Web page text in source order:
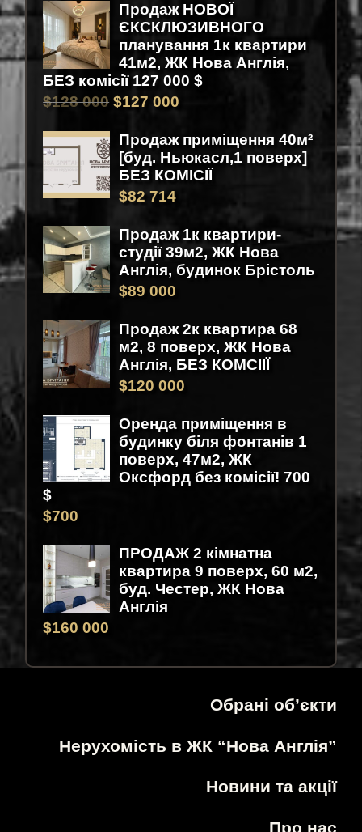
Продаж НОВОЇ
ЄКСКЛЮЗИВНОГО
планування 1к квартири
41м2, ЖК Нова Англія,
БЕЗ комісії 127 000 $
$128 000 $127 000
Продаж приміщення 40м²
[буд. Ньюкасл,1 поверх]
БЕЗ КОМІСІЇ
$82 714
Продаж 1к квартири-
студії 39м2, ЖК Нова
Англія, будинок Брістоль
$89 000
Продаж 2к квартира 68
м2, 8 поверх, ЖК Нова
Англія, БЕЗ КОМСІІЇ
$120 000
Оренда приміщення в
будинку біля фонтанів 1
поверх, 47м2, ЖК
Оксфорд без комісії! 700
$
$700
ПРОДАЖ 2 кімнатна
квартира 9 поверх, 60 м2,
буд. Честер, ЖК Нова
Англія
$160 000
Обрані об’єкти
Нерухомість в ЖК “Нова Англія”
Новини та акції
Про нас